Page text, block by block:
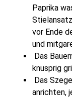
Paprika
vor Ende
und
Das
knusprig
Das
anrichten,